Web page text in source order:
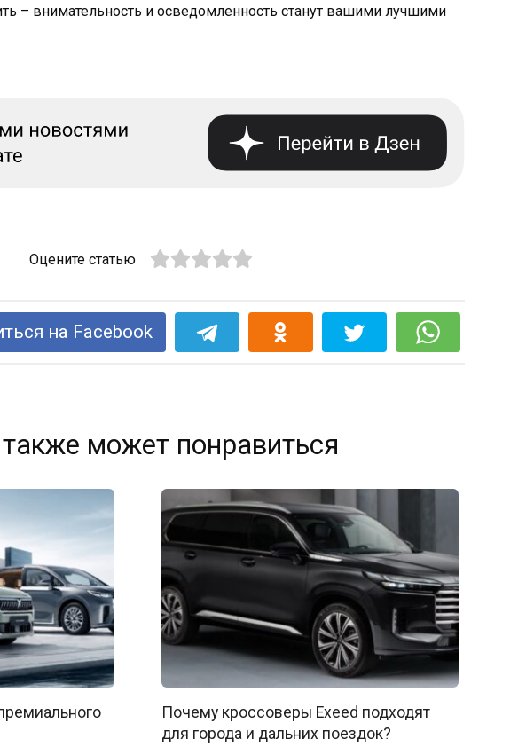
– внимательность и осведомленность станут вашими лучшими
Оцените статью
на Facebook
может понравиться
Почему кроссоверы Exeed подходят
для города и дальних поездок?